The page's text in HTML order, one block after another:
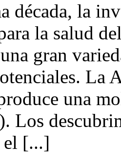
década, la
la salud
gran
La
una
Los
el [...]